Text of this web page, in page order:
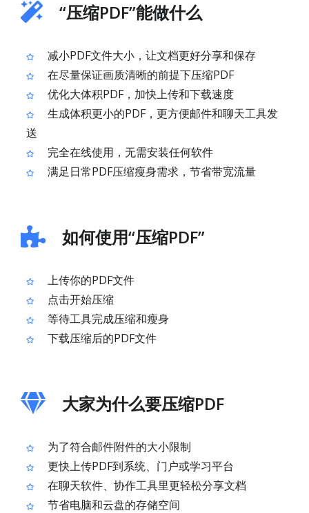
“压缩PDF”能做什么
减小PDF文件大小，让文档更好分享和保存
在尽量保证画质清晰的前提下压缩PDF
优化大体积PDF，加快上传和下载速度
生成体积更小的PDF，更方便邮件和聊天工具发
送
完全在线使用，无需安装任何软件
满足日常PDF压缩瘦身需求，节省带宽流量
如何使用“压缩PDF”
上传你的PDF文件
点击开始压缩
等待工具完成压缩和瘦身
下载压缩后的PDF文件
大家为什么要压缩PDF
为了符合邮件附件的大小限制
更快上传PDF到系统、门户或学习平台
在聊天软件、协作工具里更轻松分享文档
节省电脑和云盘的存储空间